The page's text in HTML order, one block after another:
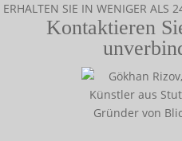
ERHALTEN SIE IN WENIGER ALS
Kontaktieren